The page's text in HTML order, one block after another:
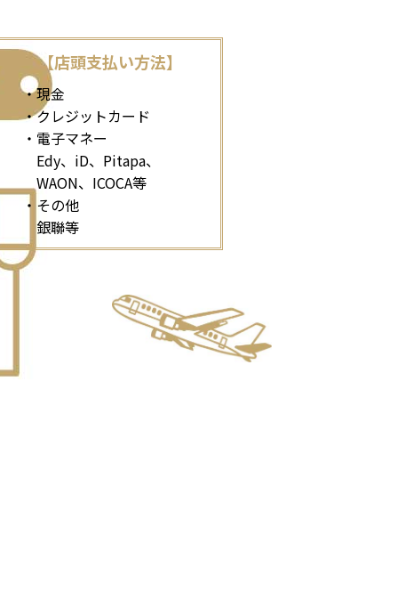
【店頭支払い方法】
・現金
・クレジットカード
・電子マネー
Edy、iD、Pitapa、
WAON、ICOCA等
・その他
銀聯等